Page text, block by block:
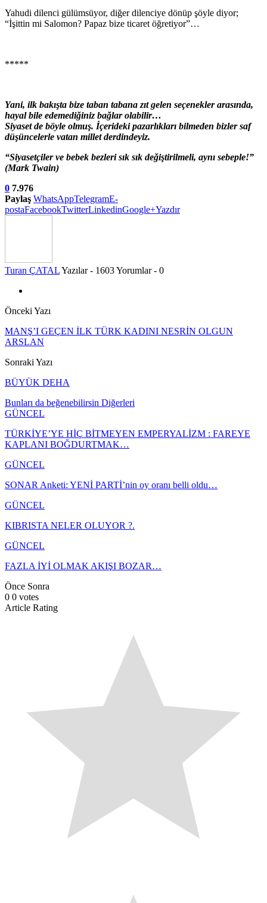
Yahudi dilenci gülümsüyor, diğer dilenciye dönüp şöyle diyor;
“İşittin mi Salomon? Papaz bize ticaret öğretiyor”…
*****
Yani, ilk bakışta bize taban tabana zıt gelen seçenekler arasında,
hayal bile edemediğiniz bağlar olabilir…
Siyaset de böyle olmuş. İçerideki pazarlıkları bilmeden bizler saf
düşüncelerle vatan millet derdindeyiz.
“Siyasetçiler ve bebek bezleri sık sık değiştirilmeli, aynı sebeple!”
(Mark Twain)
0 7.976
Paylaş WhatsAppTelegramE-
postaFacebookTwitterLinkedinGoogle+Yazdır
Turan ÇATALYazılar - 1603Yorumlar - 0
Önceki Yazı
MANŞ’I GEÇEN İLK TÜRK KADINI NESRİN OLGUN
ARSLAN
Sonraki Yazı
BÜYÜK DEHA
Bunları da beğenebilirsin Diğerleri
GÜNCEL
TÜRKİYE’YE HİÇ BİTMEYEN EMPERYALİZM : FAREYE
KAPLANI BOĞDURTMAK…
GÜNCEL
SONAR Anketi: YENİ PARTİ’nin oy oranı belli oldu…
GÜNCEL
KIBRISTA NELER OLUYOR ?.
GÜNCEL
FAZLA İYİ OLMAK AKIŞI BOZAR…
Önce Sonra
0 0 votes
Article Rating